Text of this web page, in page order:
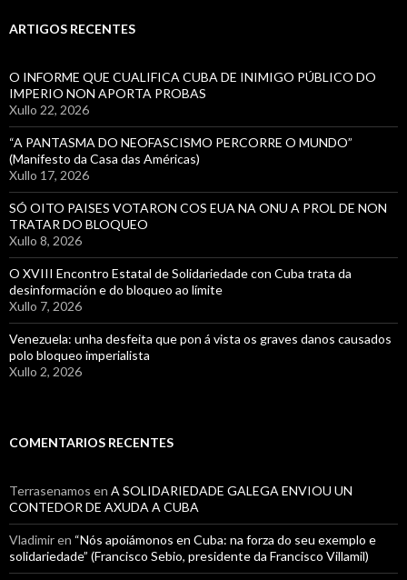
ARTIGOS RECENTES
O INFORME QUE CUALIFICA CUBA DE INIMIGO PÚBLICO DO
IMPERIO NON APORTA PROBAS
Xullo 22, 2026
“A PANTASMA DO NEOFASCISMO PERCORRE O MUNDO”
(Manifesto da Casa das Américas)
Xullo 17, 2026
SÓ OITO PAISES VOTARON COS EUA NA ONU A PROL DE NON
TRATAR DO BLOQUEO
Xullo 8, 2026
O XVIII Encontro Estatal de Solidariedade con Cuba trata da
desinformación e do bloqueo ao límite
Xullo 7, 2026
Venezuela: unha desfeita que pon á vista os graves danos causados
polo bloqueo imperialista
Xullo 2, 2026
COMENTARIOS RECENTES
Terrasenamos en A SOLIDARIEDADE GALEGA ENVIOU UN
CONTEDOR DE AXUDA A CUBA
Vladimiren “Nós apoiámonos en Cuba: na forza do seu exemplo e
solidariedade” (Francisco Sebio, presidente da Francisco Villamil)